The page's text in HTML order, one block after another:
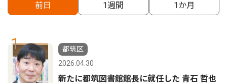
前日 1週間 1か月
1
都筑区
2026.04.30
新たに都筑図書館館長に就任した 青石 哲也